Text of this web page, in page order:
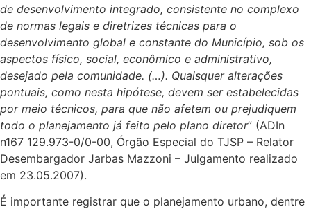
de desenvolvimento integrado, consistente no complexo
de normas legais e diretrizes técnicas para o
desenvolvimento global e constante do Município, sob os
aspectos físico, social, econômico e administrativo,
desejado pela comunidade. (…). Quaisquer alterações
pontuais, como nesta hipótese, devem ser estabelecidas
por meio técnicos, para que não afetem ou prejudiquem
todo o planejamento já feito pelo plano diretor” (ADIn
n167 129.973-0/0-00, Órgão Especial do TJSP – Relator
Desembargador Jarbas Mazzoni – Julgamento realizado
em 23.05.2007).
É importante registrar que o planejamento urbano, dentre